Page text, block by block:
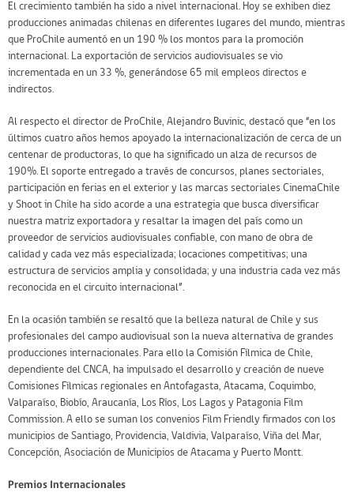
El crecimiento también ha sido a nivel internacional. Hoy se exhiben diez
producciones animadas chilenas en diferentes lugares del mundo, mientras
que ProChile aumentó en un 190 % los montos para la promoción
internacional. La exportación de servicios audiovisuales se vio
incrementada en un 33 %, generándose 65 mil empleos directos e
indirectos.
Al respecto el director de ProChile, Alejandro Buvinic, destacó que “en los
últimos cuatro años hemos apoyado la internacionalización de cerca de un
centenar de productoras, lo que ha significado un alza de recursos de
190%. El soporte entregado a través de concursos, planes sectoriales,
participación en ferias en el exterior y las marcas sectoriales CinemaChile
y Shoot in Chile ha sido acorde a una estrategia que busca diversificar
nuestra matriz exportadora y resaltar la imagen del país como un
proveedor de servicios audiovisuales confiable, con mano de obra de
calidad y cada vez más especializada; locaciones competitivas; una
estructura de servicios amplia y consolidada; y una industria cada vez más
reconocida en el circuito internacional”.
En la ocasión también se resaltó que la belleza natural de Chile y sus
profesionales del campo audiovisual son la nueva alternativa de grandes
producciones internacionales. Para ello la Comisión Fílmica de Chile,
dependiente del CNCA, ha impulsado el desarrollo y creación de nueve
Comisiones Fílmicas regionales en Antofagasta, Atacama, Coquimbo,
Valparaíso, Biobío, Araucanía, Los Ríos, Los Lagos y Patagonia Film
Commission. A ello se suman los convenios Film Friendly firmados con los
municipios de Santiago, Providencia, Valdivia, Valparaíso, Viña del Mar,
Concepción, Asociación de Municipios de Atacama y Puerto Montt.
Premios Internacionales